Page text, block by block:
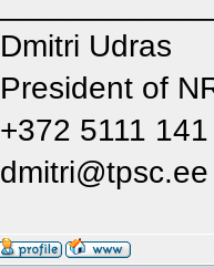
Dmitri Udras
President of
+372 5111 141
dmitri@tpsc.ee